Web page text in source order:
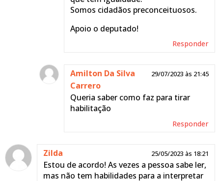
Somos cidadãos preconceituosos.
Apoio o deputado!
Responder
Amilton Da Silva
Carrero
29/07/2023 às 21:45
Queria saber como faz para tirar
habilitação
Responder
Zilda 25/05/2023 às 18:21
Estou de acordo! As vezes a pessoa sabe ler,
mas não tem habilidades para a interpretar